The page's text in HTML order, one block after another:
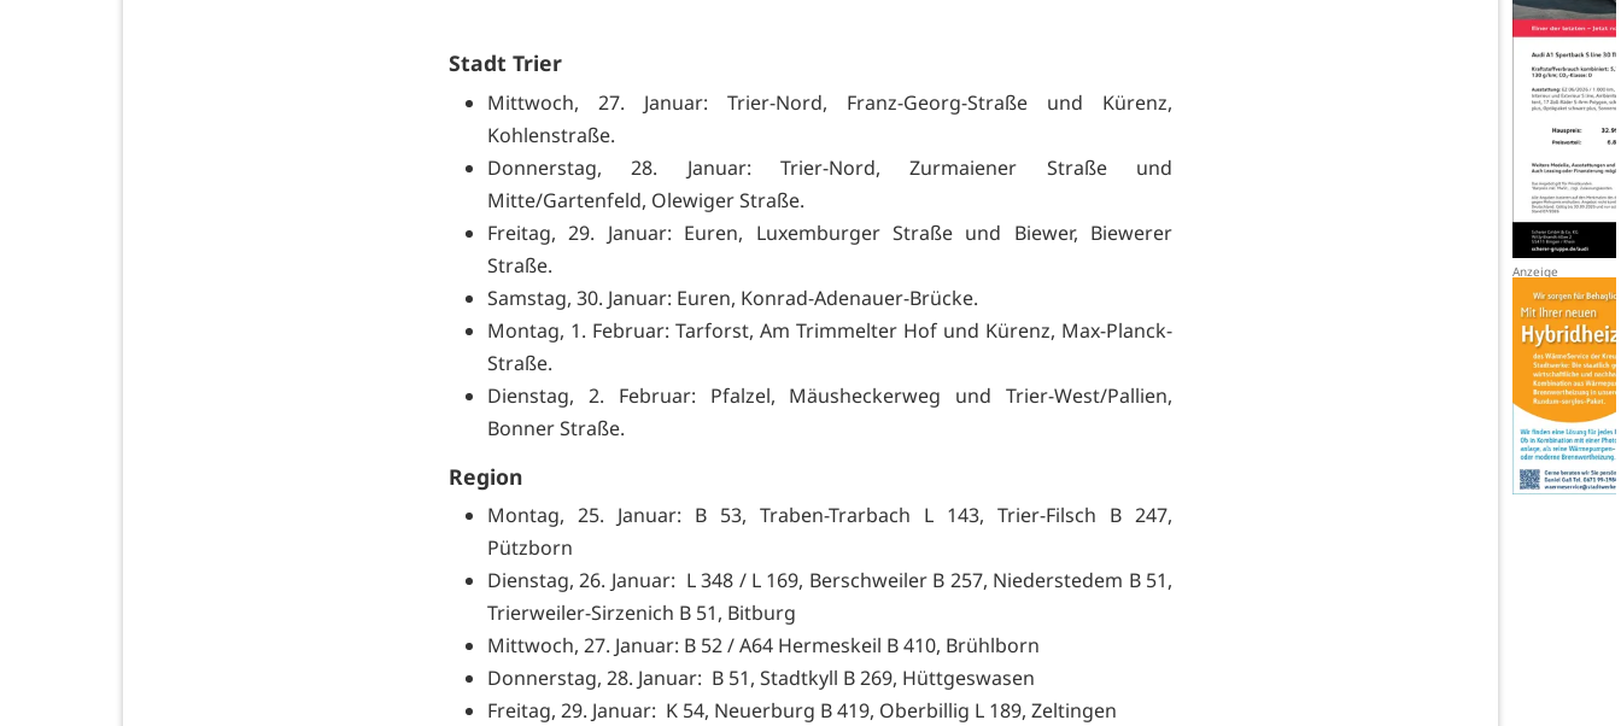
Stadt Trier
Mittwoch, 27. Januar: Trier-Nord, Franz-Georg-Straße und Kürenz,
Kohlenstraße.
Donnerstag, 28. Januar: Trier-Nord, Zurmaiener Straße und
Mitte/Gartenfeld, Olewiger Straße.
Freitag, 29. Januar: Euren, Luxemburger Straße und Biewer, Biewerer
Straße.
Samstag, 30. Januar: Euren, Konrad-Adenauer-Brücke.
Montag, 1. Februar: Tarforst, Am Trimmelter Hof und Kürenz, Max-Planck-
Straße.
Dienstag, 2. Februar: Pfalzel, Mäusheckerweg und Trier-West/Pallien,
Bonner Straße.
Region
Montag, 25. Januar: B 53, Traben-Trarbach L 143, Trier-Filsch B 247,
Pützborn
Dienstag, 26. Januar: L 348 / L 169, Berschweiler B 257, Niederstedem B 51,
Trierweiler-Sirzenich B 51, Bitburg
Mittwoch, 27. Januar: B 52 / A64 Hermeskeil B 410, Brühlborn
Donnerstag, 28. Januar: B 51, Stadtkyll B 269, Hüttgeswasen
Freitag, 29. Januar: K 54, Neuerburg B 419, Oberbillig L 189, Zeltingen